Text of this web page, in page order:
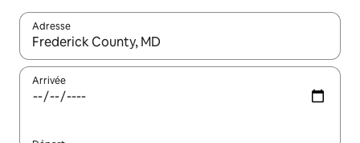
Adresse
Lorsque les résultats s'affichent, utilisez les flèches vers le
Arrivée